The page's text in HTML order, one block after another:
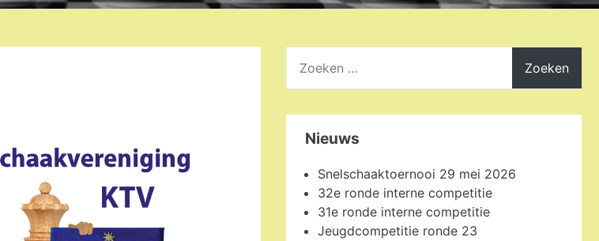
naar:
Nieuws
Snelschaaktoernooi 29 mei 2026
32e ronde interne competitie
31e ronde interne competitie
Jeugdcompetitie ronde 23